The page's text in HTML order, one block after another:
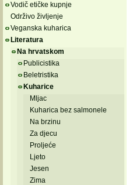
Vodič etičke kupnje
Održivo življenje
Veganska kuharica
Literatura
Na hrvatskom
Publicistika
Beletristika
Kuharice
Mljac
Kuharica bez salmonele
Na brzinu
Za djecu
Proljeće
Ljeto
Jesen
Zima